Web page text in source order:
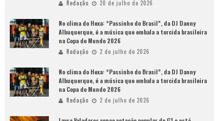
Redação 20 de julho de 2026
No clima do Hexa: “Passinho do Brasil”, da DJ Danny
Albuquerque, é a música que embala a torcida brasileira
na Copa do Mundo 2026
Redação 2 de julho de 2026
No clima do Hexa: “Passinho do Brasil”, da DJ Danny
Albuquerque, é a música que embala a torcida brasileira
na Copa do Mundo 2026
Redação 2 de julho de 2026